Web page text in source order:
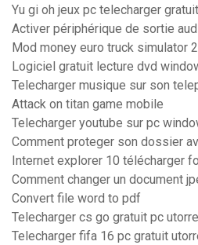
Yu gi oh jeux pc telecharger gratuit
Activer périphérique de sortie
Mod money euro truck simulator
Logiciel gratuit lecture dvd
Telecharger musique sur son
Attack on titan game mobile
Telecharger youtube sur pc
Comment proteger son dossier
Internet explorer 10 télécharger
Comment changer un document
Convert file word to pdf
Telecharger cs go gratuit pc
Telecharger fifa 16 pc gratuit